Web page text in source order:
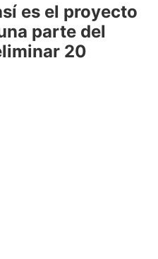
es el proyecto
parte del
20